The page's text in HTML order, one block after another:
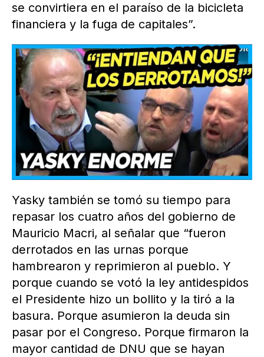
se convirtiera en el paraíso de la bicicleta
financiera y la fuga de capitales”.
Yasky también se tomó su tiempo para
repasar los cuatro años del gobierno de
Mauricio Macri, al señalar que “fueron
derrotados en las urnas porque
hambrearon y reprimieron al pueblo. Y
porque cuando se votó la ley antidespidos
el Presidente hizo un bollito y la tiró a la
basura. Porque asumieron la deuda sin
pasar por el Congreso. Porque firmaron la
mayor cantidad de DNU que se hayan